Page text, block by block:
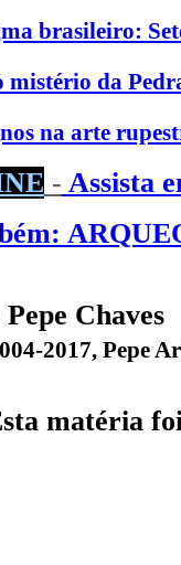
brasileiro:
mistério da
na arte
- Assista
Chaves
2017, Pepe
matéria